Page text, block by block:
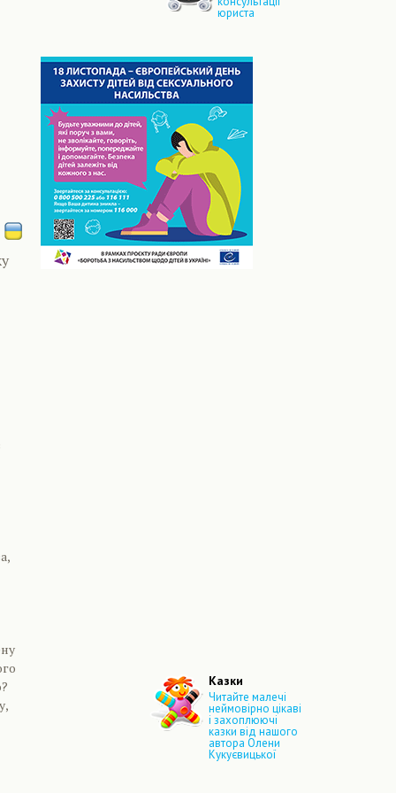
юриста
Казки
Читайте малечі
неймовірно цікаві
і захоплюючі
казки від нашого
автора Олени
Кукуєвицької